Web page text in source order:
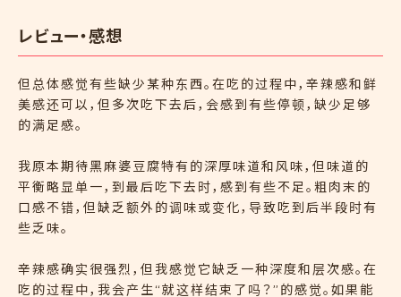
レビュー・感想
但总体感觉有些缺少某种东西。在吃的过程中，辛辣感和鲜
美感还可以，但多次吃下去后，会感到有些停顿，缺少足够
的满足感。
我原本期待黑麻婆豆腐特有的深厚味道和风味，但味道的
平衡略显单一，到最后吃下去时，感到有些不足。粗肉末的
口感不错，但缺乏额外的调味或变化，导致吃到后半段时有
些乏味。
辛辣感确实很强烈，但我感觉它缺乏一种深度和层次感。在
吃的过程中，我会产生“就这样结束了吗？”的感觉。如果能